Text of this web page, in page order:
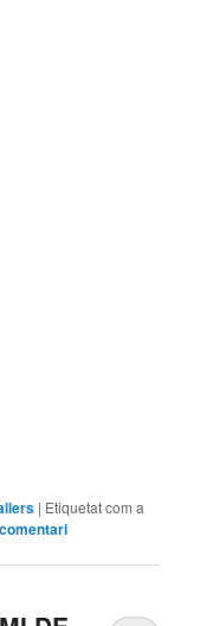
| Etiquetat com a